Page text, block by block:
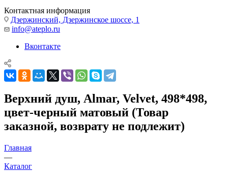
Контактная информация
Дзержинский, Дзержинское шоссе, 1
info@ateplo.ru
Вконтакте
Верхний душ, Almar, Velvet, 498*498,
цвет-черный матовый (Товар
заказной, возврату не подлежит)
Главная
—
Каталог